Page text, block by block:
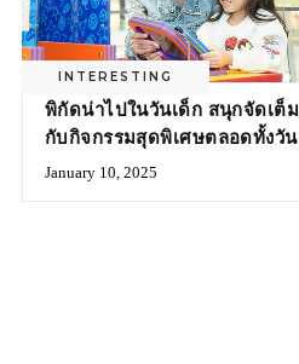
INTERESTING
พิกัดน่าไปในวันเด็ก สนุกจัดเต็ม
กับกิจกรรมสุดพิเศษตลอดทั้งวัน
January 10, 2025